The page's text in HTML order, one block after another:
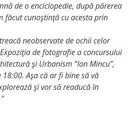
de o enciclopedie, după părerea
făcut cunoştinţă cu acesta prin
neobservate de ochii celor
de fotografie a concursului
şi Urbanism “Ion Mincu”,
Aşa că ar fi bine să vă
şi vor să readucă în